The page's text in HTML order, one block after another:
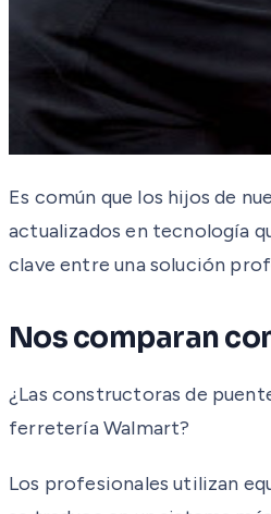
Es común que los hijos de
actualizados en tecnología
clave entre una solución
Nos comparan
¿Las constructoras de
ferretería Walmart?
Los profesionales utilizan